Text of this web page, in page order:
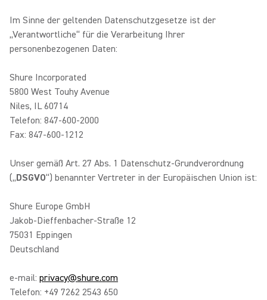
Im Sinne der geltenden Datenschutzgesetze ist der
„Verantwortliche“ für die Verarbeitung Ihrer
personenbezogenen Daten:
Shure Incorporated
5800 West Touhy Avenue
Niles, IL 60714
Telefon: 847-600-2000
Fax: 847-600-1212
Unser gemäß Art. 27 Abs. 1 Datenschutz-Grundverordnung
(„DSGVO“) benannter Vertreter in der Europäischen Union ist:
Shure Europe GmbH
Jakob-Dieffenbacher-Straße 12
75031 Eppingen
Deutschland
e-mail: privacy@shure.com
Telefon: +49 7262 2543 650